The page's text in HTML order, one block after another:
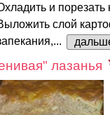
и порезать
слой
лазанья